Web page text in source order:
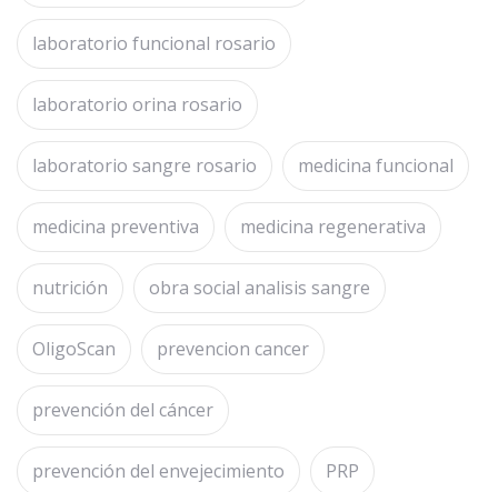
laboratorio funcional rosario
laboratorio orina rosario
laboratorio sangre rosario medicina funcional
medicina preventiva medicina regenerativa
nutrición obra social analisis sangre
OligoScan prevencion cancer
prevención del cáncer
prevención del envejecimiento PRP